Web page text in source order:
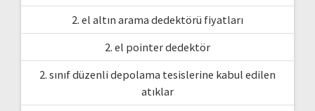
2. el altın arama dedektörü fiyatları
2. el pointer dedektör
2. sınıf düzenli depolama tesislerine kabul edilen
atıklar